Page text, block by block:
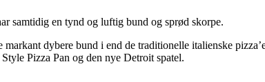
samtidig en tynd og luftig bund og sprød skorpe.
dybere bund i end de traditionelle italienske
Pizza Pan og den nye Detroit spatel.